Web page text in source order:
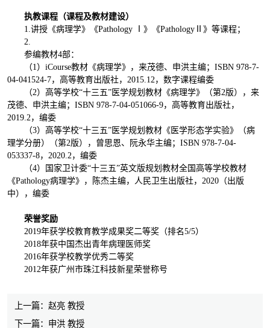
执教课程（课程及教材建设）
1.讲授《病理学》《Pathology Ⅰ》《PathologyⅡ》等课程；
2.
参编教材4部：
（1）iCourse教材《病理学》，来茂德、申洪主编；ISBN 978-7-
04-041524-7，高等教育出版社，2015.12，数字课程编委
（2）高等学校“十三五”医学规划教材《病理学》（第2版），来
茂德、申洪主编；ISBN 978-7-04-051066-9，高等教育出版社，
2019.2，编委
（3）高等学校“十三五”医学规划教材《医学形态学实验》（病
理学分册）（第2版），曾思恩、阮永华主编；ISBN 978-7-04-
053337-8，2020.2，编委
（4）国家卫计委“十三五”英文版规划教材全国高等学校教材
《Pathology病理学》，陈杰主编，人民卫生出版社，2020（出版
中），编委
荣誉奖励
2019年获学校教育教学成果奖二等奖（排名5/5）
2018年获中国杰出青年病理医师奖
2016年获学校教学优秀二等奖
2012年获广州市珠江科技新星荣誉称号
上一篇：赵亮 教授
下一篇：申洪 教授